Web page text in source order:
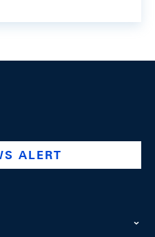
company/swiss-national-
@swissnationalbank
ALERT